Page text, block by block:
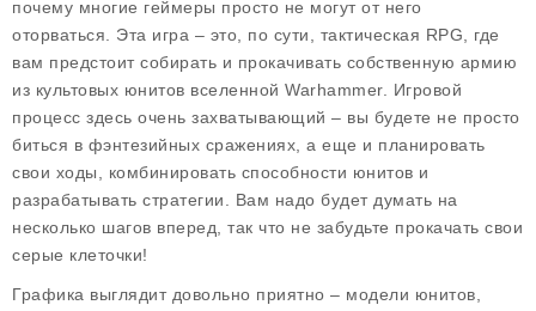
почему многие геймеры просто не могут от него
оторваться. Эта игра – это, по сути, тактическая RPG, где
вам предстоит собирать и прокачивать собственную армию
из культовых юнитов вселенной Warhammer. Игровой
процесс здесь очень захватывающий – вы будете не просто
биться в фэнтезийных сражениях, а еще и планировать
свои ходы, комбинировать способности юнитов и
разрабатывать стратегии. Вам надо будет думать на
несколько шагов вперед, так что не забудьте прокачать свои
серые клеточки!
Графика выглядит довольно приятно – модели юнитов,